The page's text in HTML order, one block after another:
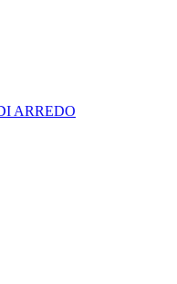
ARREDO